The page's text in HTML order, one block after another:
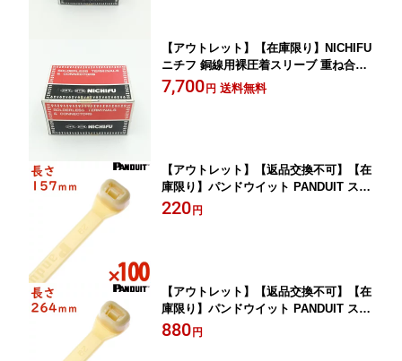
【アウトレット】【在庫限り】NICHIFU
ニチフ 銅線用裸圧着スリーブ 重ね合せ
用 P-150 20個入
7,700 円 送料無料
【アウトレット】【返品交換不可】【在
庫限り】パンドウイット PANDUIT スー
パーグリップPLT150ナチュラル白1袋10
220 円
【アウトレット】【返品交換不可】【在
庫限り】パンドウイット PANDUIT スー
パーグリップPLT250ナチュラル白1袋10
880 円